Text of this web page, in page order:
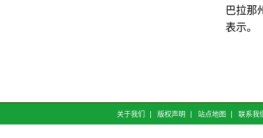
巴拉那
表示。
关于我们 版权声明 站点地图 联系我